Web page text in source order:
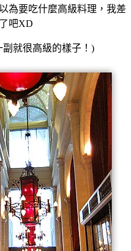
為要吃什麼高級料理，我差
吧XD
副就很高級的樣子！)